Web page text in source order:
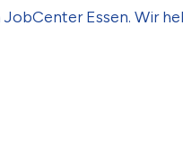
Essen. Wir